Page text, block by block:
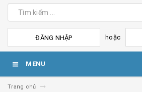
ĐĂNG NHẬP hoặc
MENU
Trang chủ